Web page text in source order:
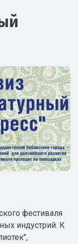
фестиваля
индустрий. К